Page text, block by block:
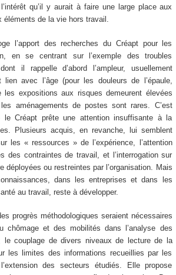
qu’il y aurait à faire une large place aux
éléments de la vie hors travail.
l’apport des recherches du Créapt pour les
en se centrant sur l’exemple des troubles
il rappelle d’abord l’ampleur, usuellement
avec l’âge (pour les douleurs de l’épaule,
les expositions aux risques demeurent élevées
aménagements de postes sont rares. C’est
le Créapt prête une attention insuffisante à la
Plusieurs acquis, en revanche, lui semblent
les « ressources » de l’expérience, l’attention
des contraintes de travail, et l’interrogation sur
déployées ou restreintes par l’organisation. Mais
dans les entreprises et dans les
au travail, reste à développer.
progrès méthodologiques seraient nécessaires
chômage et des mobilités dans l’analyse des
le couplage de divers niveaux de lecture de la
les limites des informations recueillies par les
des secteurs étudiés. Elle propose